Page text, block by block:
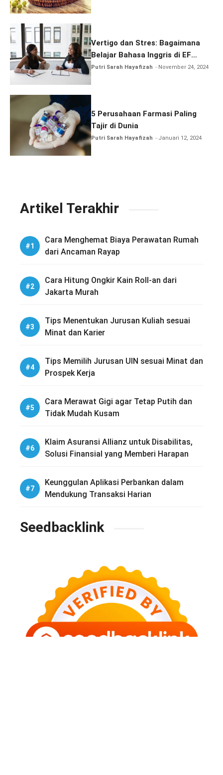
Vertigo dan Stres: Bagaimana
Belajar Bahasa Inggris di EF
EFEKTA English for Adults Dapat
Putri Sarah Hayafizah November 24, 2024
5 Perusahaan Farmasi Paling
Tajir di Dunia
Putri Sarah Hayafizah Januari 12, 2024
Artikel Terakhir
Cara Menghemat Biaya Perawatan Rumah
dari Ancaman Rayap
Cara Hitung Ongkir Kain Roll-an dari
Jakarta Murah
Tips Menentukan Jurusan Kuliah sesuai
Minat dan Karier
Tips Memilih Jurusan UIN sesuai Minat dan
Prospek Kerja
Cara Merawat Gigi agar Tetap Putih dan
Tidak Mudah Kusam
Klaim Asuransi Allianz untuk Disabilitas,
Solusi Finansial yang Memberi Harapan
Keunggulan Aplikasi Perbankan dalam
Mendukung Transaksi Harian
Seedbacklink